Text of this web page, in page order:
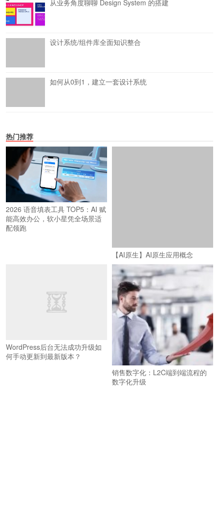
从业务角度聊聊 Design System 的搭建
设计系统/组件库全面知识整合
如何从0到1，建立一套设计系统
热门推荐
2026 语音填表工具 TOP5：AI 赋
能高效办公，软小星凭全场景适
配领跑
【AI原生】AI原生应用概念
WordPress后台无法成功升级如
何手动更新到最新版本？
销售数字化：L2C端到端流程的
数字化升级